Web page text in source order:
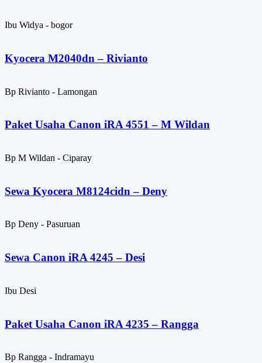
Ibu Widya - bogor
Kyocera M2040dn – Rivianto
Bp Rivianto - Lamongan
Paket Usaha Canon iRA 4551 – M Wildan
Bp M Wildan - Ciparay
Sewa Kyocera M8124cidn – Deny
Bp Deny - Pasuruan
Sewa Canon iRA 4245 – Desi
Ibu Desi
Paket Usaha Canon iRA 4235 – Rangga
Bp Rangga - Indramayu